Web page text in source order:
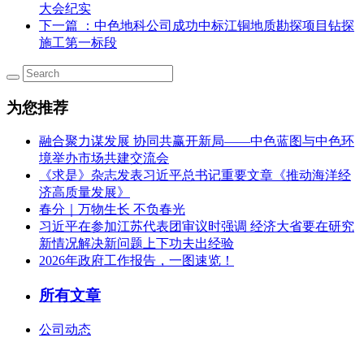
大会纪实
下一篇
：中色地科公司成功中标江铜地质勘探项目钻探
施工第一标段
为您推荐
融合聚力谋发展 协同共赢开新局——中色蓝图与中色环
境举办市场共建交流会
《求是》杂志发表习近平总书记重要文章《推动海洋经
济高质量发展》
春分｜万物生长 不负春光
习近平在参加江苏代表团审议时强调 经济大省要在研究
新情况解决新问题上下功夫出经验
2026年政府工作报告，一图速览！
所有文章
公司动态